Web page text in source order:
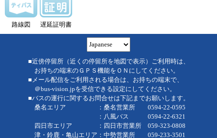
路線図 遅延証明書
■近傍停留所（近くの停留所を地図で表示）ご利用時は、
お持ちの端末のＧＰＳ機能をＯＮにしてください。
■メール配信をご利用される場合は、お持ちの端末で、
＠bus-vision.jpを受信できる設定にしてください。
■バスの運行に関するお問合せは下記までお願いします。
桑名エリア ：桑名営業所 0594-22-0595
：八風バス 0594-22-6321
四日市エリア ：四日市営業所 059-323-0808
津・鈴鹿・亀山エリア：中勢営業所 059-233-3501